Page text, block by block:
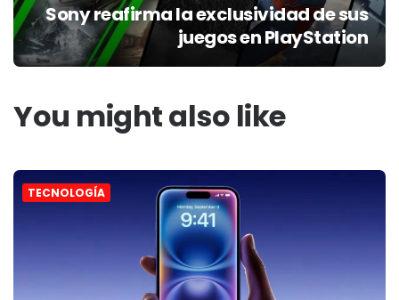
Sony reafirma la exclusividad de sus
juegos en PlayStation
You might also like
TECNOLOGÍA